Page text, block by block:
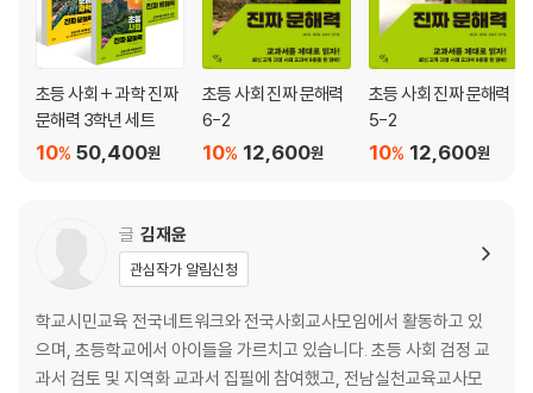
초등 사회 + 과학 진짜
문해력 3학년 세트
50,400원
10%
초등 사회 진짜 문해력
6-2
12,600원
10%
초등 사회 진짜 문해력
5-2
12,600원
10%
글 김재윤
관심작가 알림신청
학교시민교육 전국네트워크와 전국사회교사모임에서 활동하고 있
으며, 초등학교에서 아이들을 가르치고 있습니다. 초등 사회 검정 교
과서 검토 및 지역화 교과서 집필에 참여했고, 전남실천교육교사모